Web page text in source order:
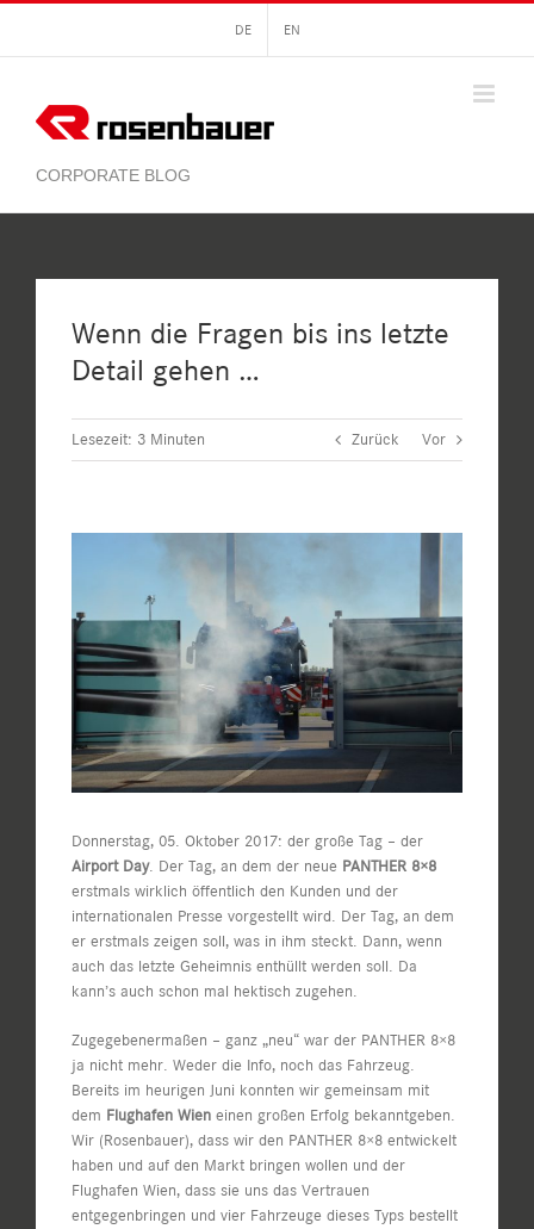
springen
DE EN
Wenn die Fragen bis ins letzte
Detail gehen …
Lesezeit: 3 Minuten Zurück Vor
Donnerstag, 05. Oktober 2017: der große Tag – der
Airport Day. Der Tag, an dem der neue PANTHER 8×8
erstmals wirklich öffentlich den Kunden und der
internationalen Presse vorgestellt wird. Der Tag, an dem
er erstmals zeigen soll, was in ihm steckt. Dann, wenn
auch das letzte Geheimnis enthüllt werden soll. Da
kann’s auch schon mal hektisch zugehen.
Zugegebenermaßen – ganz „neu“ war der PANTHER 8×8
ja nicht mehr. Weder die Info, noch das Fahrzeug.
Bereits im heurigen Juni konnten wir gemeinsam mit
dem Flughafen Wien einen großen Erfolg bekanntgeben.
Wir (Rosenbauer), dass wir den PANTHER 8×8 entwickelt
haben und auf den Markt bringen wollen und der
Flughafen Wien, dass sie uns das Vertrauen
entgegenbringen und vier Fahrzeuge dieses Typs bestellt